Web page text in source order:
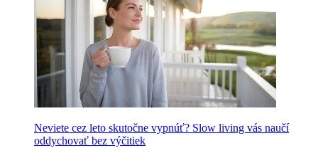
Neviete cez leto skutočne vypnúť? Slow living vás naučí
oddychovať bez výčitiek